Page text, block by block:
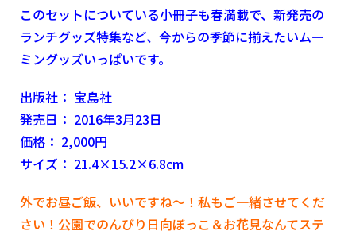
このセットについている小冊子も春満載で、新発売の
ランチグッズ特集など、今からの季節に揃えたいムー
ミングッズいっぱいです。
出版社： 宝島社
発売日： 2016年3月23日
価格： 2,000円
サイズ： 21.4×15.2×6.8cm
外でお昼ご飯、いいですね～！私もご一緒させてくだ
さい！公園でのんびり日向ぼっこ＆お花見なんてステ